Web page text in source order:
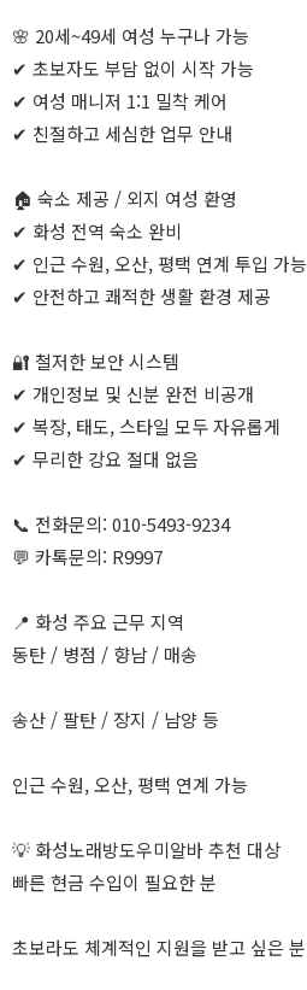
🌸 20세~49세 여성 누구나 가능
✔ 초보자도 부담 없이 시작 가능
✔ 여성 매니저 1:1 밀착 케어
✔ 친절하고 세심한 업무 안내
🏠 숙소 제공 / 외지 여성 환영
✔ 화성 전역 숙소 완비
✔ 인근 수원, 오산, 평택 연계 투입 가능
✔ 안전하고 쾌적한 생활 환경 제공
🔐 철저한 보안 시스템
✔ 개인정보 및 신분 완전 비공개
✔ 복장, 태도, 스타일 모두 자유롭게
✔ 무리한 강요 절대 없음
📞 전화문의: 010-5493-9234
💬 카톡문의: R9997
📍 화성 주요 근무 지역
동탄 / 병점 / 향남 / 매송
송산 / 팔탄 / 장지 / 남양 등
인근 수원, 오산, 평택 연계 가능
💡 화성노래방도우미알바 추천 대상
빠른 현금 수입이 필요한 분
초보라도 체계적인 지원을 받고 싶은 분